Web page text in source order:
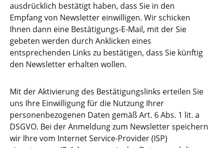
ausdrücklich bestätigt haben, dass Sie in den
Empfang von Newsletter einwilligen. Wir schicken
Ihnen dann eine Bestätigungs-E-Mail, mit der Sie
gebeten werden durch Anklicken eines
entsprechenden Links zu bestätigen, dass Sie künftig
den Newsletter erhalten wollen.
Mit der Aktivierung des Bestätigungslinks erteilen Sie
uns Ihre Einwilligung für die Nutzung Ihrer
personenbezogenen Daten gemäß Art. 6 Abs. 1 lit. a
DSGVO. Bei der Anmeldung zum Newsletter speichern
wir Ihre vom Internet Service-Provider (ISP)